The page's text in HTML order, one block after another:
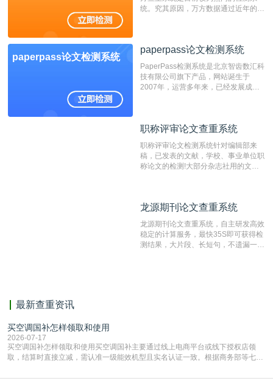
统。究其原因，万方数据通过近年的发
非。其次，相对于知网而言，万方检测
重的推荐系统。
paperpass论文检测系统
paperpass论文检测系统
PaperPass检测系统是北京智齿数汇科
技有限公司旗下产品，网站诞生于
2007年，运营多年来，已经发展成为
检测速度快、精度高，市场反映良好。
职称评审论文查重系统
职称评审论文检测系统针对编辑部来
稿，已发表的文献，学校、事业单位职
称论文的检测!大部分杂志社用的文献
编辑部检测来稿和已发表的文献,检测
测时注意填写第一作者,才能排除已发
表文献复制比。（限制字符数1万）
龙源期刊论文查重系统
龙源期刊论文查重系统，自主研发高效
稳定的计算服务，最快35S即可获得检
测结果，大片段、长短句，不遗漏一处
最新查重资讯
买空调国补怎样领取和使用
2026-07-17
买空调国补怎样领取和使用买空调国补主要通过线上电商平台或线下授权店领
取，结算时直接立减‌，需认准一级能效机型且实名认证一致。根据商务部等七部
能领到补贴首选‌京东APP‌搜索专属口令(如【家电补贴1637】、【国补立省